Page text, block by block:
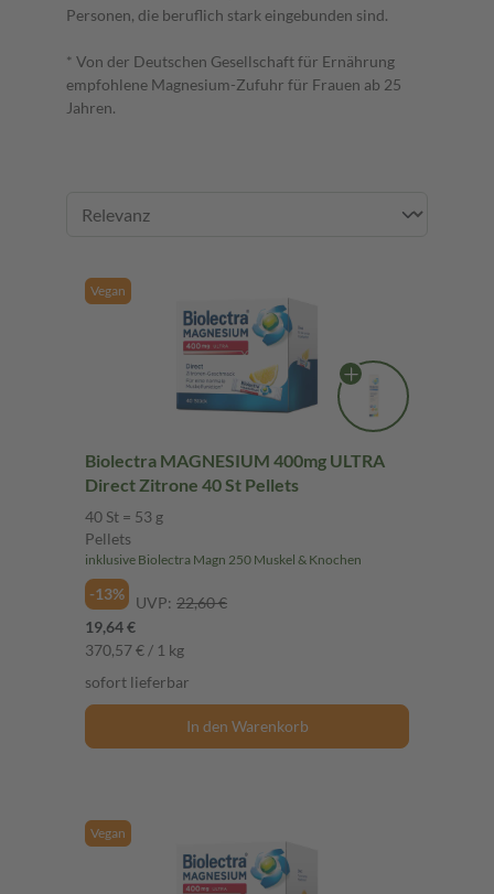
Personen, die beruflich stark eingebunden sind.
* Von der Deutschen Gesellschaft für Ernährung
empfohlene Magnesium-Zufuhr für Frauen ab 25
Jahren.
Vegan
Biolectra MAGNESIUM 400mg ULTRA
Direct Zitrone 40 St Pellets
40 St = 53 g
Pellets
inklusive Biolectra Magn 250 Muskel & Knochen
-13% UVP: 22,60 €
19,64 €
370,57 € / 1 kg
sofort lieferbar
In den Warenkorb
Vegan